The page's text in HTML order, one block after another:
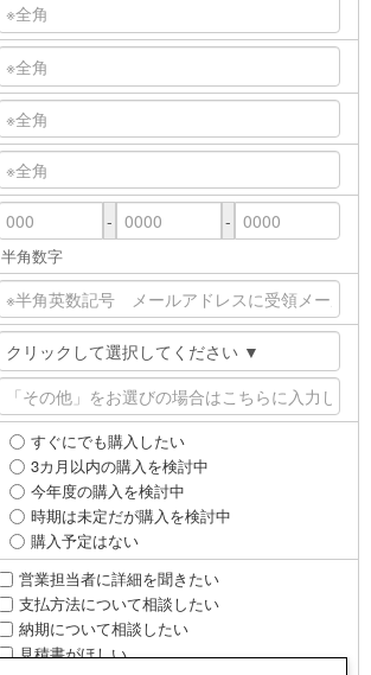
- -
半角数字
すぐにでも購入したい
3カ月以内の購入を検討中
今年度の購入を検討中
時期は未定だが購入を検討中
購入予定はない
営業担当者に詳細を聞きたい
支払方法について相談したい
納期について相談したい
見積書がほしい